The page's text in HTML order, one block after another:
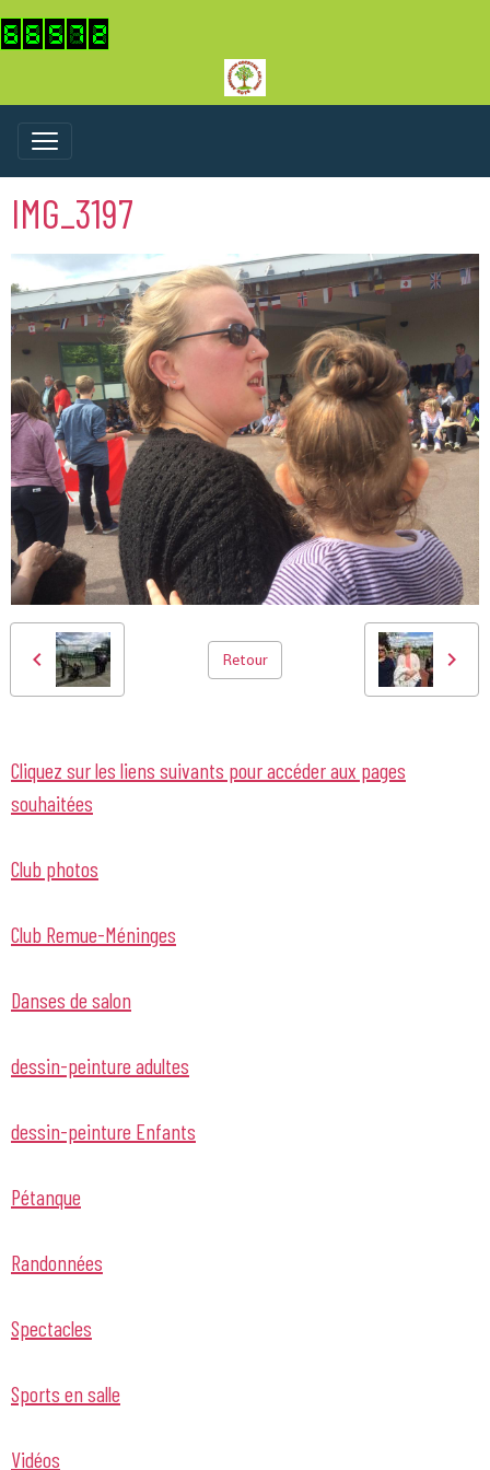
IMG_3197
Retour
Cliquez sur les liens suivants pour accéder aux pages
souhaitées
Club photos
Club Remue-Méninges
Danses de salon
dessin-peinture adultes
dessin-peinture Enfants
Pétanque
Randonnées
Spectacles
Sports en salle
Vidéos